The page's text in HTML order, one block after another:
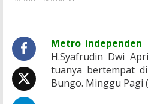
B
n
g
o
Metro independen
H.Syafrudin Dwi
tuanya bertempat
Bungo. Minggu Pagi